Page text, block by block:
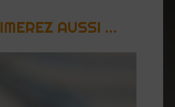
AUSSI …